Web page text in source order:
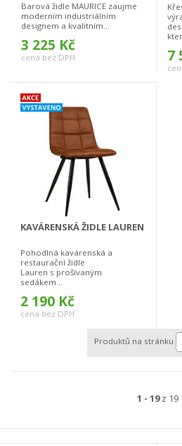
Barová židle MAURICE zaujme
moderním industriálním
designem a kvalitním...
3 225 Kč
cena bez DPH 7
KAVÁRENSKÁ ŽIDLE LAUREN
Pohodlná kavárenská a
restaurační židle
Lauren s prošívaným
sedákem...
2 190 Kč
cena bez DPH
Produktů na stránku
1 - 19z 19